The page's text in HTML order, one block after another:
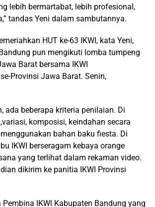
lebih bermartabat, lebih profesional,
tandas Yeni dalam sambutannya.
HUT ke-63 IKWI, kata Yeni,
pun mengikuti lomba tumpeng
Barat bersama IKWI
Provinsi Jawa Barat. Senin,
ada beberapa kriteria penilaian. Di
komposisi, keindahan secara
bahan baku fiesta. Di
IKWI berseragam kebaya orange
yang terlihat dalam rekaman video.
dikirim ke panitia IKWI Provinsi
Pembina IKWl Kabupaten Bandung yang